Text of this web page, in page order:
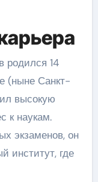
родился 14
(ныне Санкт-
высокую
к наукам.
экзаменов, он
институт, где